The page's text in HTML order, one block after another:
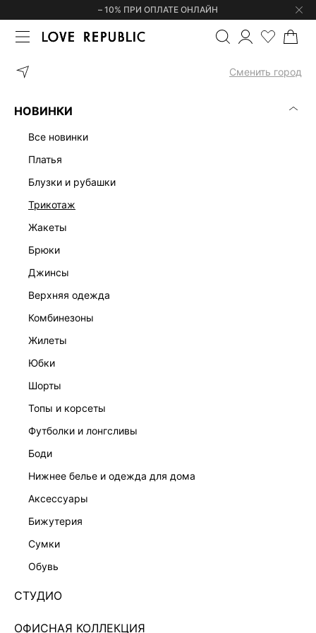
– 10% ПРИ ОПЛАТЕ ОНЛАЙН
Сменить город
НОВИНКИ
все новинки
платья
блузки и рубашки
трикотаж
жакеты
брюки
джинсы
верхняя одежда
комбинезоны
жилеты
юбки
шорты
топы и корсеты
футболки и лонгсливы
боди
нижнее белье и одежда для дома
аксессуары
бижутерия
сумки
обувь
СТУДИО
ОФИСНАЯ КОЛЛЕКЦИЯ
ГЛАВНАЯ ТРИКОТАЖНЫЙ
6254337821-53